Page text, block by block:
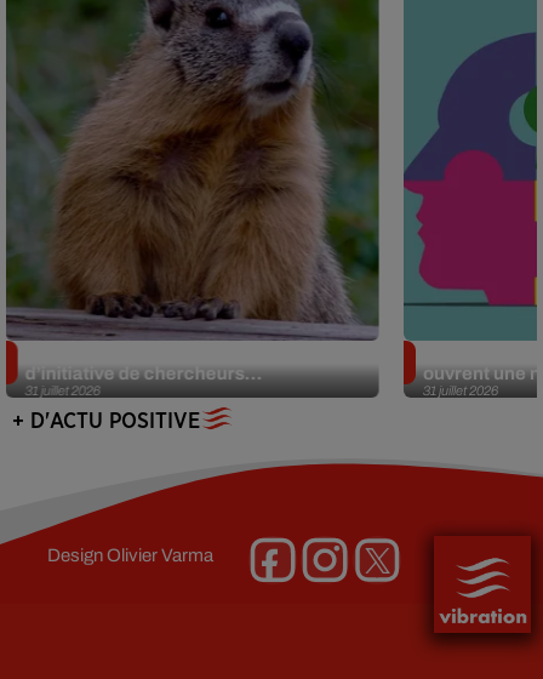
31 juillet 2026
d’initiative de chercheurs...
31 juillet 2026
ouvrent une
+ D'ACTU POSITIVE
DesignOlivier Varma